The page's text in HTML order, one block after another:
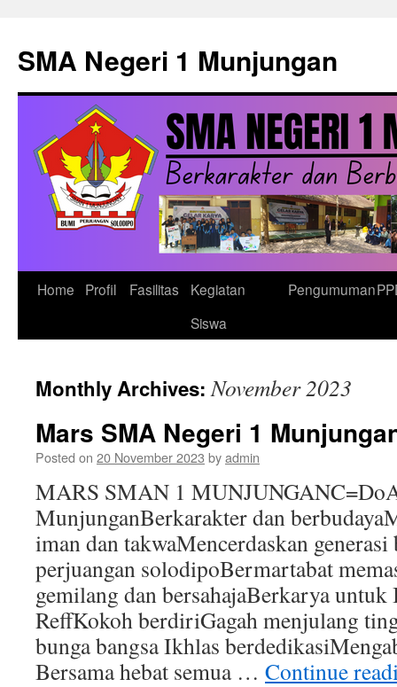
content
SMA Negeri 1 Munjungan
Home Profil Fasilitas
Kegiatan
Siswa
Pengumuman
Monthly Archives:November 2023
Mars SMA Negeri 1
Posted on 20 November 2023 byadmin
MARS SMAN 1
MunjunganBerkarakter dan
iman dan takwaMencerdaskan
perjuangan solodipoBermartabat
gemilang dan bersahajaBerkarya untuk
ReffKokoh berdiriGagah menjulang
bunga bangsa Ikhlas
Bersama hebat semua … Continue